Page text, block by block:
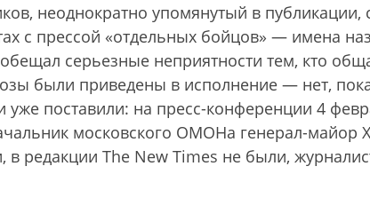
неоднократно упомянутый в
с прессой «отдельных бойцов» — имена
серьезные неприятности тем, кто
были приведены в исполнение — нет,
поставили: на пресс-конференции 4
московского ОМОНа генерал-майор
в редакции The New Times не были,